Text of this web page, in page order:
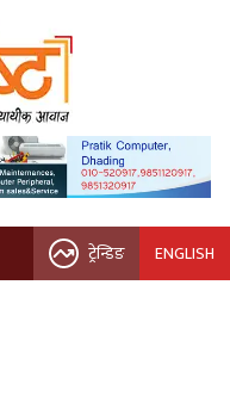
ट्रेन्डिङ ENGLISH